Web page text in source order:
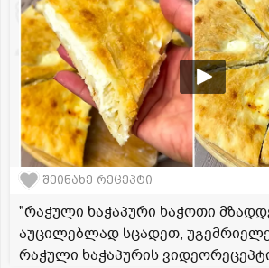
შეინახე რეცეპტი
"რაჭული ხაჭაპური ხაჭოთი
აუცილებლად სცადეთ,
რაჭული ხაჭაპურის